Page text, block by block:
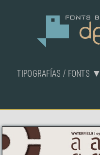
TIPOGRAFÍAS / FONTS ▼